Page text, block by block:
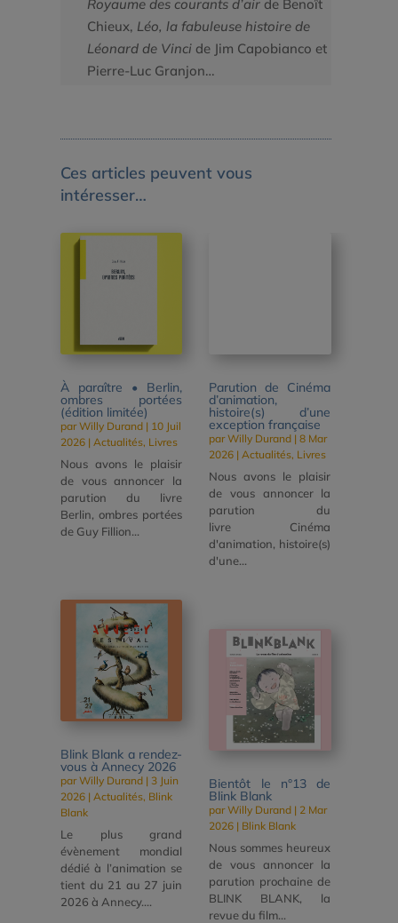
Royaume des courants d’air de Benoît
Chieux, Léo, la fabuleuse histoire de
Léonard de Vinci de Jim Capobianco et
Pierre-Luc Granjon…
Ces articles peuvent vous
intéresser…
À paraître • Berlin,
ombres portées
(édition limitée)
parWilly Durand | 10 Juil
2026 | Actualités, Livres
Nous avons le plaisir
de vous annoncer la
parution du livre
Berlin, ombres portées
de Guy Fillion...
Blink Blank a rendez-
vous à Annecy 2026
parWilly Durand | 3 Juin
2026 | Actualités, Blink
Blank
Le plus grand
évènement mondial
dédié à l’animation se
tient du 21 au 27 juin
2026 à Annecy....
Parution de Cinéma
d’animation,
histoire(s) d’une
exception française
parWilly Durand |8 Mar
2026 | Actualités, Livres
Nous avons le plaisir
de vous annoncer la
parution du
livre Cinéma
d'animation, histoire(s)
d'une...
Bientôt le n°13 de
Blink Blank
parWilly Durand | 2 Mar
2026 | Blink Blank
Nous sommes heureux
de vous annoncer la
parution prochaine de
BLINK BLANK, la
revue du film...